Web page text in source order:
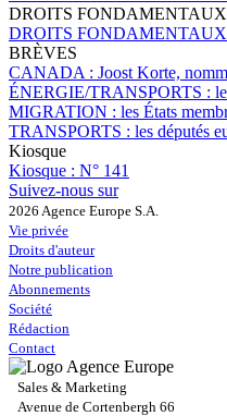
DROITS
DROITS
BRÈVES
CANADA : Joost Korte,
ÉNERGIE/TRANSPORTS :
MIGRATION : les États
TRANSPORTS : les députés
Kiosque
Kiosque : N° 141
Suivez-nous sur
2026 Agence Europe S.A.
Vie privée
Droits d'auteur
Notre publication
Abonnements
Société
Rédaction
Contact
Sales & Marketing
Avenue de Cortenbergh 66